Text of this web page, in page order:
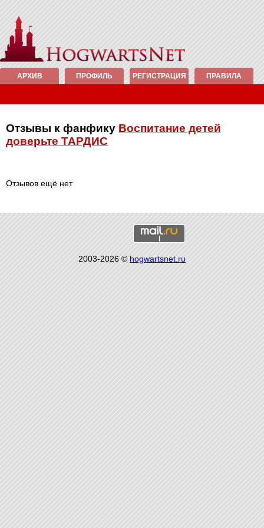
АРХИВ ПРОФИЛЬ РЕГИСТРАЦИЯ ПРАВИЛА
Отзывы к фанфику Воспитание детей
доверьте ТАРДИС
Отзывов ещё нет
2003-2026 ©hogwartsnet.ru